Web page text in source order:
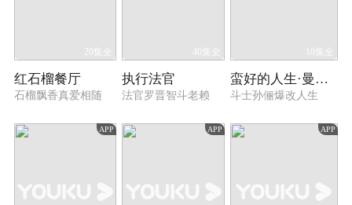
边，这对患难夫妻最终破镜重圆。
20集全
红石榴餐厅
石榴飘香真爱相随
40集全
执行法官
法官罗晋智斗老赖
18集全
蛮好的人生·曼黎传
斗士孙俪爆改人生
APP APP APP